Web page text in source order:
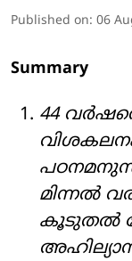
Published on: 06
Summary
44
മിന്നൽ
കൂടുതൽ